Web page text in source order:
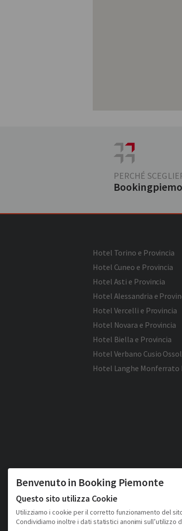
PERCHÉ
Hotel Torino e Provincia
Hotel Cuneo e Provincia
Hotel Asti e Provincia
Hotel Alessandria e
Hotel Vercelli e Provincia
Hotel Novara e Provincia
Hotel Biella e Provincia
Hotel Verbano Cusio
Hotel Langhe Monferrato
Benvenuto in Booking Piemonte
Questo sito utilizza Cookie
Utilizziamo i cookie per il corretto funzionamento del
Condividiamo inoltre i dati statistici anonimi